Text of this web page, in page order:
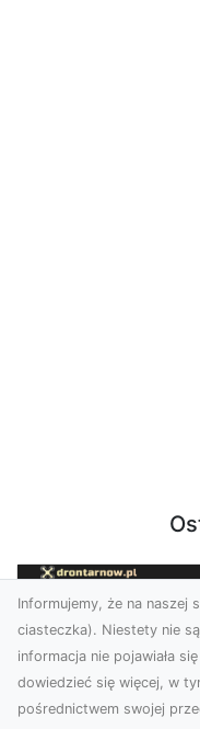
Informujemy, że na naszej
ciasteczka). Niestety nie
informacja nie pojawiała
dowiedzieć się więcej, w
pośrednictwem swojej